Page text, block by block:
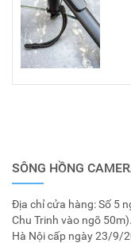
SÔNG HỒNG
Địa chỉ cửa hàng: Số 5
Chu Trinh vào ngõ
Hà Nội cấp ngày 23/9/